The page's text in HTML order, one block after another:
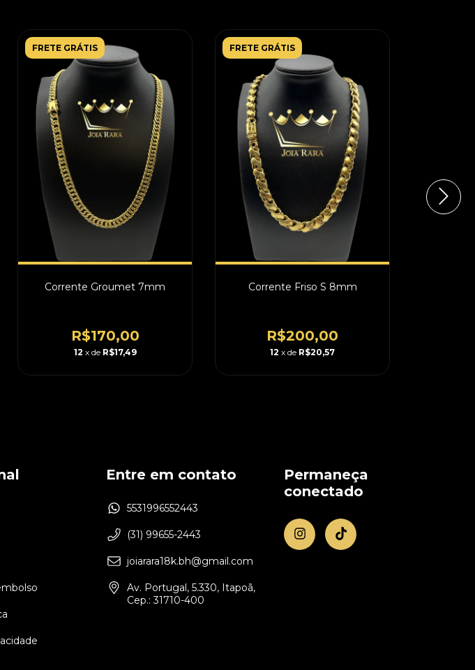
FRETE GRÁTIS
Corrente Groumet 7mm
R$170,00
12 x de R$17,49
FRETE GRÁTIS
Corrente Friso S 8mm
R$200,00
12 x de R$20,57
Entre em contato
5531996552443
(31) 99655-2443
joiarara18k.bh@gmail.com
Av. Portugal, 5.330, Itapoã,
Cep.: 31710-400
Permaneça
conectado